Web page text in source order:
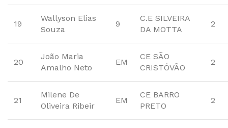
19
Wallyson Elias
Souza
9
C.E SILVEIRA
DA MOTTA
2
20
João Maria
Amalho Neto
EM
CE SÃO
CRISTÓVÃO
2
21
Milene De
Oliveira Ribeir
EM
CE BARRO
PRETO
2